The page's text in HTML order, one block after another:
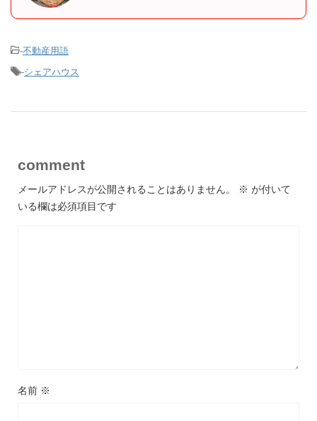
-不動産用語
-シェアハウス
comment
メールアドレスが公開されることはありません。 ※ が付いて
いる欄は必須項目です
名前 ※